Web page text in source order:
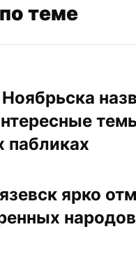
теме
пабликах
ярко